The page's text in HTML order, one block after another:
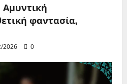
Αμυντική
φαντασία,
2026 0